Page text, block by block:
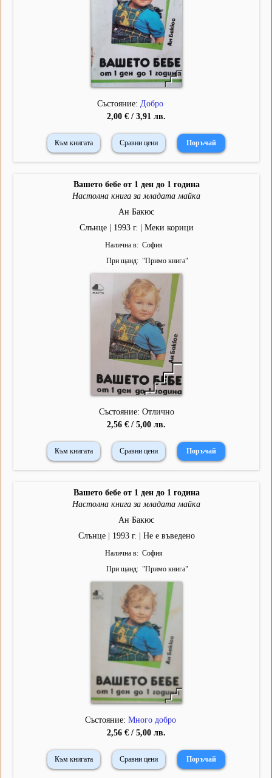
Състояние: Добро
2,00 € / 3,91 лв.
Към книгата Сравни цени
Вашето бебе от 1 ден до 1 година
Настолна книга за младата майка
Ан Бакюс
Слънце | 1993 г. | Меки корици
Налична в
София
При щанд
"Примо книга"
Състояние: Отлично
2,56 € / 5,00 лв.
Към книгата Сравни цени
Вашето бебе от 1 ден до 1 година
Настолна книга за младата майка
Ан Бакюс
Слънце | 1993 г. | Не е въведено
Налична в
София
При щанд
"Примо книга"
Състояние: Много добро
2,56 € / 5,00 лв.
Към книгата Сравни цени